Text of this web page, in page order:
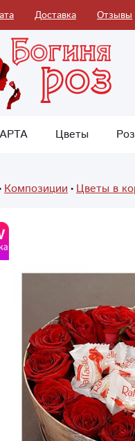
Доставка Отзывы
Цветы
Композиции Цветы в